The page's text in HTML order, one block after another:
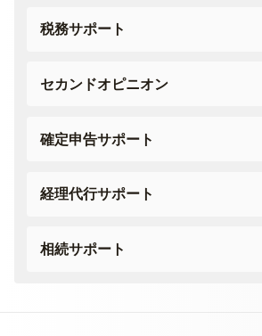
税務サポート
セカンドオピニオン
確定申告サポート
経理代行サポート
相続サポート